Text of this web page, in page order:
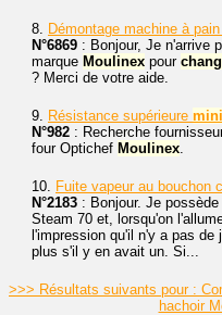
8. Démontage machine à pain
N°6869 : Bonjour, Je n'arrive
marque Moulinex pour
? Merci de votre aide.
9. Résistance supérieure mini
N°982 : Recherche
four Optichef Moulinex.
10. Fuite vapeur au bouchon
N°2183 : Bonjour. Je
Steam 70 et, lorsqu'on
l'impression qu'il n'y a pas
plus s'il y en avait un. Si...
>>> Résultats suivants pour :
hachoir